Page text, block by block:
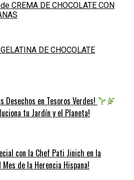
CREMA DE CHOCOLATE CON
DE CHOCOLATE
Desechos en Tesoros Verdes!
tu Jardín y el Planeta!
con la Chef Pati Jinich en la
de la Herencia Hispana!